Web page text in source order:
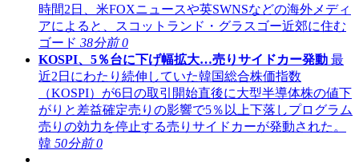
時間2日、米FOXニュースや英SWNSなどの海外メディ
アによると、スコットランド・グラスゴー近郊に住む
ゴード 38分前 0
KOSPI、5％台に下げ幅拡大…売りサイドカー発動 最
近2日にわたり続伸していた韓国総合株価指数
（KOSPI）が6日の取引開始直後に大型半導体株の値下
がりと差益確定売りの影響で5％以上下落しプログラム
売りの効力を停止する売りサイドカーが発動された。
韓 50分前 0